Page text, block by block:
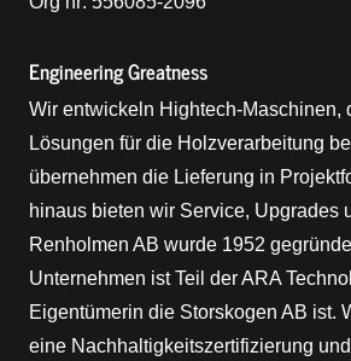
Engineering Greatness
Wir entwickeln Hightech-Maschinen,
Lösungen für die Holzverarbeitung
übernehmen die Lieferung in
hinaus bieten wir Service, Upgrades
Renholmen AB wurde 1952
Unternehmen ist Teil der ARA
Eigentümerin die Storskogen AB ist.
eine Nachhaltigkeitszertifizierung